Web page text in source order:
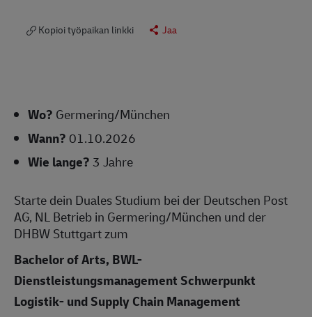
Kopioi työpaikan linkki Jaa
Wo? Germering/München
Wann? 01.10.2026
Wie lange? 3 Jahre
Starte dein Duales Studium bei der Deutschen Post
AG, NL Betrieb in Germering/München und der
DHBW Stuttgart zum
Bachelor of Arts, BWL-
Dienstleistungsmanagement Schwerpunkt
Logistik- und Supply Chain Management